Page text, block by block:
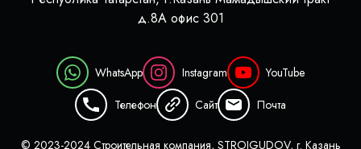
д.8А офис 301
WhatsApp Instagram
YouTube
Телефон
Сайт Почта
© 2023-2024 Строительная компания, STROIGUDOV, г. Казань